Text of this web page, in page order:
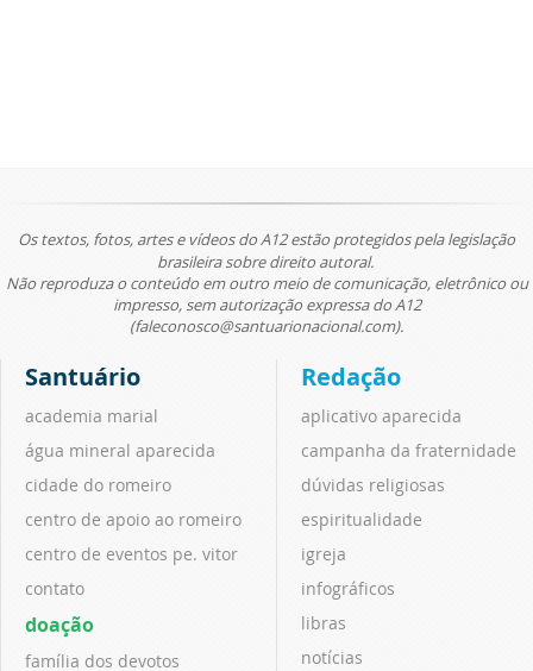
Os textos, fotos, artes e vídeos do A12 estão protegidos pela legislação
brasileira sobre direito autoral.
Não reproduza o conteúdo em outro meio de comunicação, eletrônico ou
impresso, sem autorização expressa do A12
(faleconosco@santuarionacional.com).
Santuário
academia marial
água mineral aparecida
cidade do romeiro
centro de apoio ao romeiro
centro de eventos pe. vitor
contato
doação
família dos devotos
Redação
aplicativo aparecida
campanha da fraternidade
dúvidas religiosas
espiritualidade
igreja
infográficos
libras
notícias